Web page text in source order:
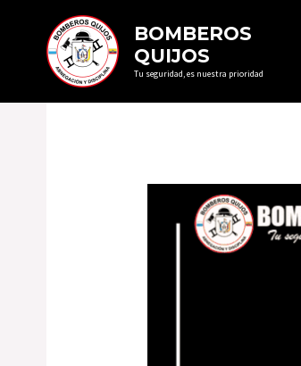
contenido
BOMBEROS
QUIJOS
Tu seguridad, es nuestra prioridad